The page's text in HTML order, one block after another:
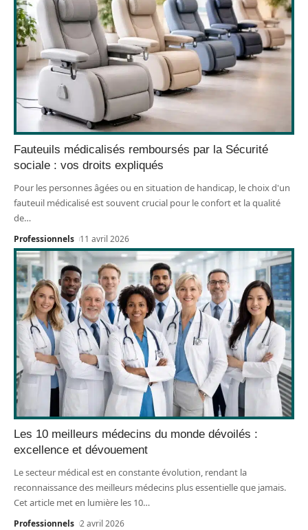
Fauteuils médicalisés remboursés par la Sécurité
sociale : vos droits expliqués
Pour les personnes âgées ou en situation de handicap, le choix d'un
fauteuil médicalisé est souvent crucial pour le confort et la qualité
de…
Professionnels 11 avril 2026
Les 10 meilleurs médecins du monde dévoilés :
excellence et dévouement
Le secteur médical est en constante évolution, rendant la
reconnaissance des meilleurs médecins plus essentielle que jamais.
Cet article met en lumière les 10…
Professionnels 2 avril 2026